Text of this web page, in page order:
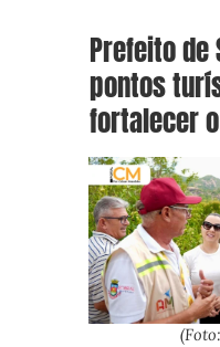
Prefeito
pontos
fortalecer